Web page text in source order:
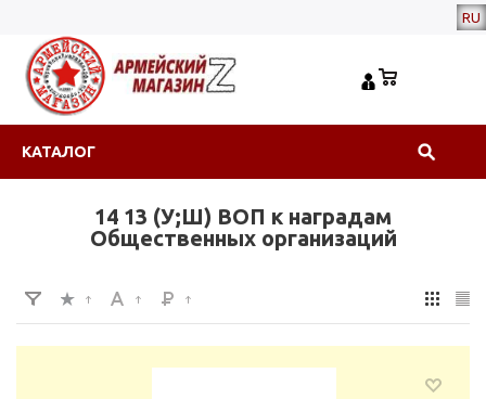
RU
КАТАЛОГ
14 13 (У;Ш) ВОП к наградам
Общественных организаций